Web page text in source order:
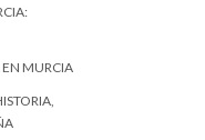
MURCIA